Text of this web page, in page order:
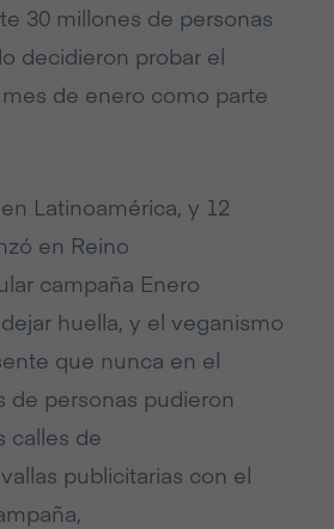
30 millones de personas
decidieron probar el
de enero como parte
Latinoamérica, y 12
en Reino
campaña Enero
huella, y el veganismo
que nunca en el
de personas pudieron
calles de
publicitarias con el